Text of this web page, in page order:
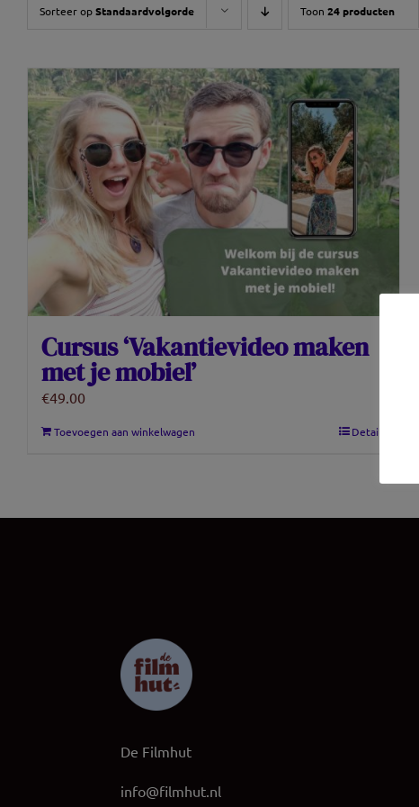
Sorteer opStandaardvolgorde Toon 24 producten
Cursus ‘Vakantievideo maken
met je mobiel’
€49.00
Toevoegen aan winkelwagen Details
De Filmhut
info@filmhut.nl